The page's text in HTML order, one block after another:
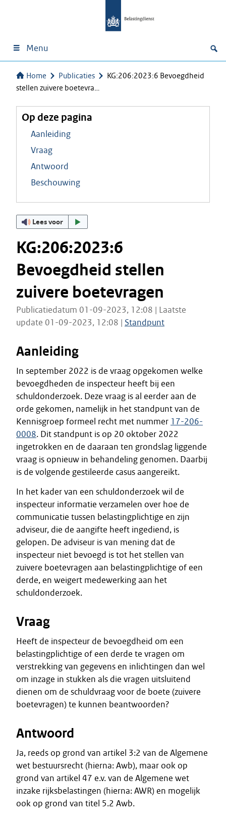
Menu
Home Publicaties
KG:206:2023:6 Bevoegdheid
stellen zuivere boetevra…
Op deze pagina
Aanleiding
Vraag
Antwoord
Beschouwing
Lees voor
KG:206:2023:6
Bevoegdheid stellen
zuivere boetevragen
Publicatiedatum 01-09-2023, 12:08 | Laatste
update 01-09-2023, 12:08 | Standpunt
Aanleiding
In september 2022 is de vraag opgekomen welke
bevoegdheden de inspecteur heeft bij een
schuldonderzoek. Deze vraag is al eerder aan de
orde gekomen, namelijk in het standpunt van de
Kennisgroep formeel recht met nummer 17-206-
0008. Dit standpunt is op 20 oktober 2022
ingetrokken en de daaraan ten grondslag liggende
vraag is opnieuw in behandeling genomen. Daarbij
is de volgende gestileerde casus aangereikt.
In het kader van een schuldonderzoek wil de
inspecteur informatie verzamelen over hoe de
communicatie tussen belastingplichtige en zijn
adviseur, die de aangifte heeft ingediend, is
gelopen. De adviseur is van mening dat de
inspecteur niet bevoegd is tot het stellen van
zuivere boetevragen aan belastingplichtige of een
derde, en weigert medewerking aan het
schuldonderzoek.
Vraag
Heeft de inspecteur de bevoegdheid om een
belastingplichtige of een derde te vragen om
verstrekking van gegevens en inlichtingen dan wel
om inzage in stukken als die vragen uitsluitend
dienen om de schuldvraag voor de boete (zuivere
boetevragen) te kunnen beantwoorden?
Antwoord
Ja, reeds op grond van artikel 3:2 van de Algemene
wet bestuursrecht (hierna: Awb), maar ook op
grond van artikel 47 e.v. van de Algemene wet
inzake rijksbelastingen (hierna: AWR) en mogelijk
ook op grond van titel 5.2 Awb.